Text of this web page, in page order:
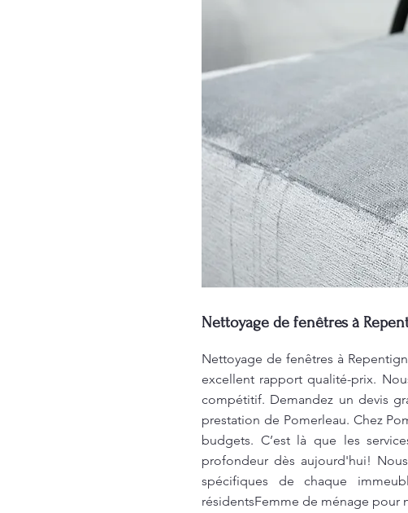
Nettoyage de fenêtres à
Nettoyage de fenêtres à
excellent rapport qualité-prix.
compétitif. Demandez un devis
prestation de Pomerleau. Chez
budgets. C’est là que les
profondeur dès aujourd'hui!
spécifiques de chaque
résidentsFemme de ménage pour